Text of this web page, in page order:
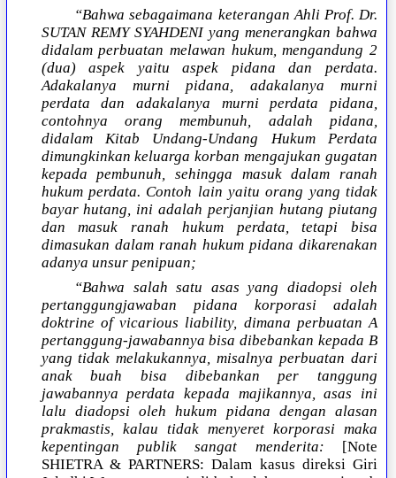
“Bahwa sebagaimana keterangan Ahli Prof. Dr.
SUTAN REMY SYAHDENI yang menerangkan bahwa
didalam perbuatan melawan hukum, mengandung 2
(dua) aspek yaitu aspek pidana dan perdata.
Adakalanya murni pidana, adakalanya murni
perdata dan adakalanya murni perdata pidana,
contohnya orang membunuh, adalah pidana,
didalam Kitab Undang-Undang Hukum Perdata
dimungkinkan keluarga korban mengajukan gugatan
kepada pembunuh, sehingga masuk dalam ranah
hukum perdata. Contoh lain yaitu orang yang tidak
bayar hutang, ini adalah perjanjian hutang piutang
dan masuk ranah hukum perdata, tetapi bisa
dimasukan dalam ranah hukum pidana dikarenakan
adanya unsur penipuan;
“Bahwa salah satu asas yang diadopsi oleh
pertanggungjawaban pidana korporasi adalah
doktrine of vicarious liability, dimana perbuatan A
pertanggung-jawabannya bisa dibebankan kepada B
yang tidak melakukannya, misalnya perbuatan dari
anak buah bisa dibebankan per tanggung
jawabannya perdata kepada majikannya, asas ini
lalu diadopsi oleh hukum pidana dengan alasan
prakmastis, kalau tidak menyeret korporasi maka
kepentingan publik sangat menderita: [Note
SHIETRA & PARTNERS: Dalam kasus direksi Giri